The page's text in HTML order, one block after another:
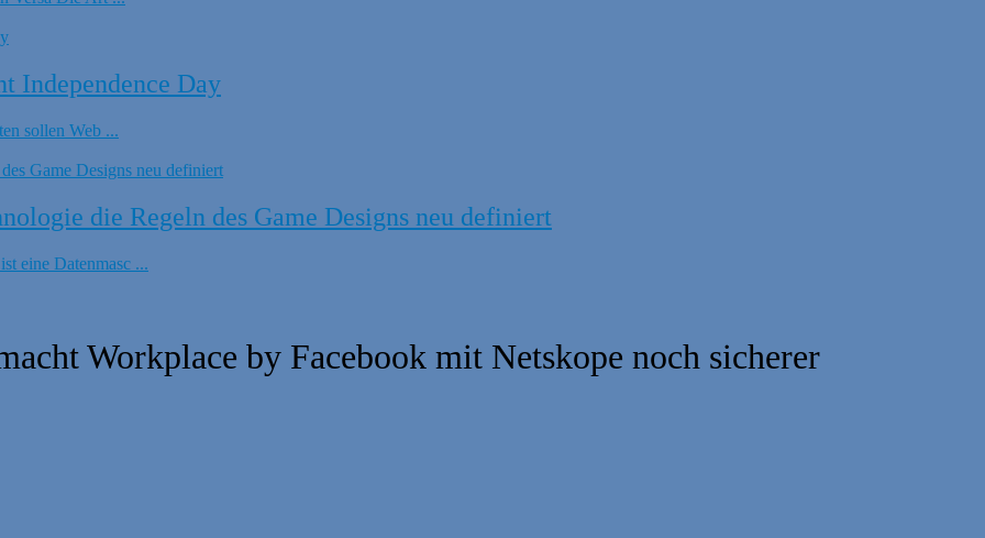
Independence Day
sollen Web ...
die Regeln des Game Designs neu definiert
eine Datenmasc ...
Workplace by Facebook mit Netskope noch sicherer